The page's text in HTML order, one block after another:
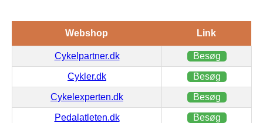
Webshop Link
Cykelpartner.dk Besøg
Cykler.dk Besøg
Cykelexperten.dk Besøg
Pedalatleten.dk Besøg